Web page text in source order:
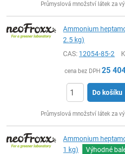
Průmyslová množství látek za
Ammonium
2.5 kg)
CAS: 12054-85-2
cena bez DPH 25
Do košíku
Průmyslová množství látek za
Ammonium
1 kg)
Výhodné